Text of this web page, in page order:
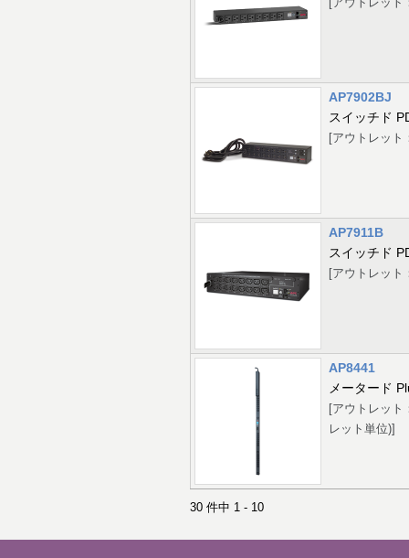
AP7902BJ
スイッチド
[アウトレット
AP7911B
スイッチド
[アウトレッ
AP8441
メータード
[アウトレット
レット単位)]
30 件中 1 - 10